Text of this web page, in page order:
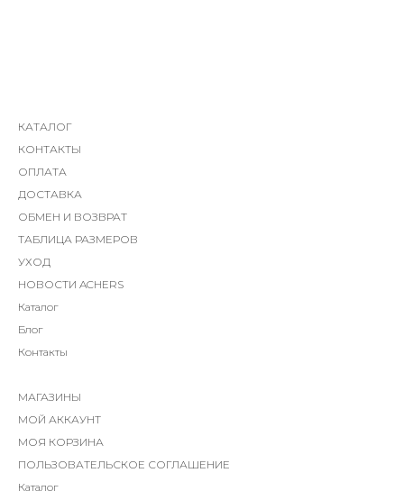
КАТАЛОГ
КОНТАКТЫ
ОПЛАТА
ДОСТАВКА
ОБМЕН И ВОЗВРАТ
ТАБЛИЦА РАЗМЕРОВ
УХОД
НОВОСТИ ACHERS
Каталог
Блог
Контакты
МАГАЗИНЫ
МОЙ АККАУНТ
МОЯ КОРЗИНА
ПОЛЬЗОВАТЕЛЬСКОЕ СОГЛАШЕНИЕ
Каталог